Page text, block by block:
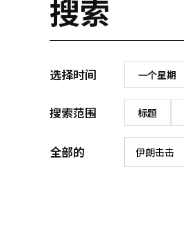
搜索
选择时间 一个星期
搜索范围 标题
全部的